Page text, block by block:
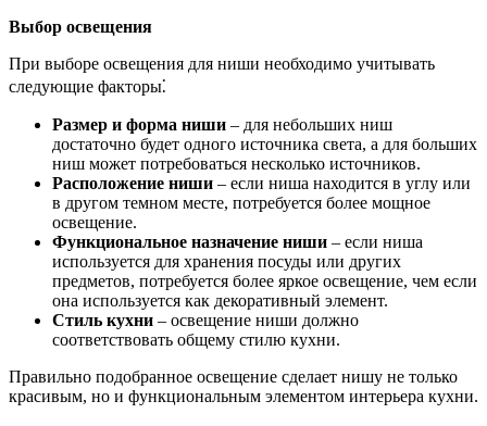
Выбор освещения
При выборе освещения для ниши необходимо учитывать
следующие факторы⁚
Размер и форма ниши – для небольших ниш
достаточно будет одного источника света, а для больших
ниш может потребоваться несколько источников.
Расположение ниши – если ниша находится в углу или
в другом темном месте, потребуется более мощное
освещение.
Функциональное назначение ниши – если ниша
используется для хранения посуды или других
предметов, потребуется более яркое освещение, чем если
она используется как декоративный элемент.
Стиль кухни – освещение ниши должно
соответствовать общему стилю кухни.
Правильно подобранное освещение сделает нишу не только
красивым, но и функциональным элементом интерьера кухни.